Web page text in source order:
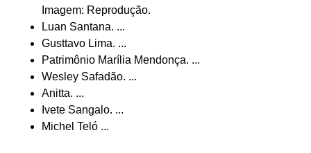
Imagem: Reprodução.
Luan Santana. ...
Gusttavo Lima. ...
Patrimônio Marília Mendonça. ...
Wesley Safadão. ...
Anitta. ...
Ivete Sangalo. ...
Michel Teló ...